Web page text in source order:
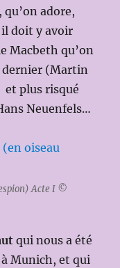
adore,
doit y avoir
Macbeth qu’on
dernier (Martin
plus risqué
Neuenfels…
Acte I ©
qui nous a été
Munich, et qui